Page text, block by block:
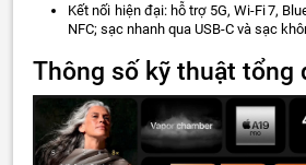
Kết nối hiện đại: hỗ trợ 5G, Wi-Fi 7,
NFC; sạc nhanh qua USB‑C và sạc
Thông số kỹ thuật tổng